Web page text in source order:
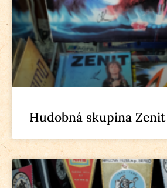
Hudobná skupina Zenit